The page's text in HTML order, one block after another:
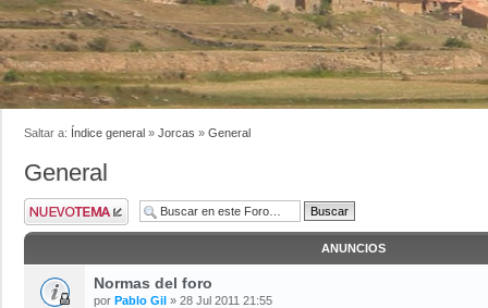
Saltar a: Índice general » Jorcas » General
General
ANUNCIOS
Normas del foro
por Pablo Gil » 28 Jul 2011 21:55